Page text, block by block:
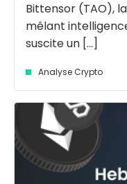
Bittensor (TAO),
mêlant
suscite un [...]
Analyse Crypto